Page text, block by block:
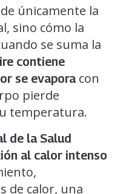
únicamente la
sino cómo la
se suma la
contiene
se evaporacon
pierde
temperatura.
de la Salud
al calor intenso
de calor, una